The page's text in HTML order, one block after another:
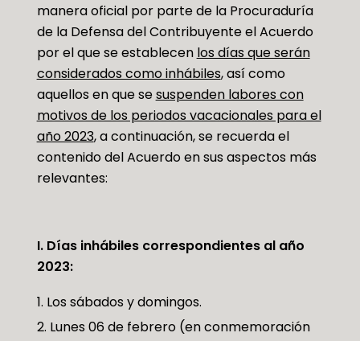
manera oficial por parte de la Procuraduría
de la Defensa del Contribuyente el Acuerdo
por el que se establecen los días que serán
considerados como inhábiles, así como
aquellos en que sesuspenden labores con
motivos de los periodos vacacionales para el
año 2023, a continuación, se recuerda el
contenido del Acuerdo en sus aspectos más
relevantes:
I. Días inhábiles correspondientes al año
2023:
Los sábados y domingos.
Lunes 06 de febrero (en conmemoración